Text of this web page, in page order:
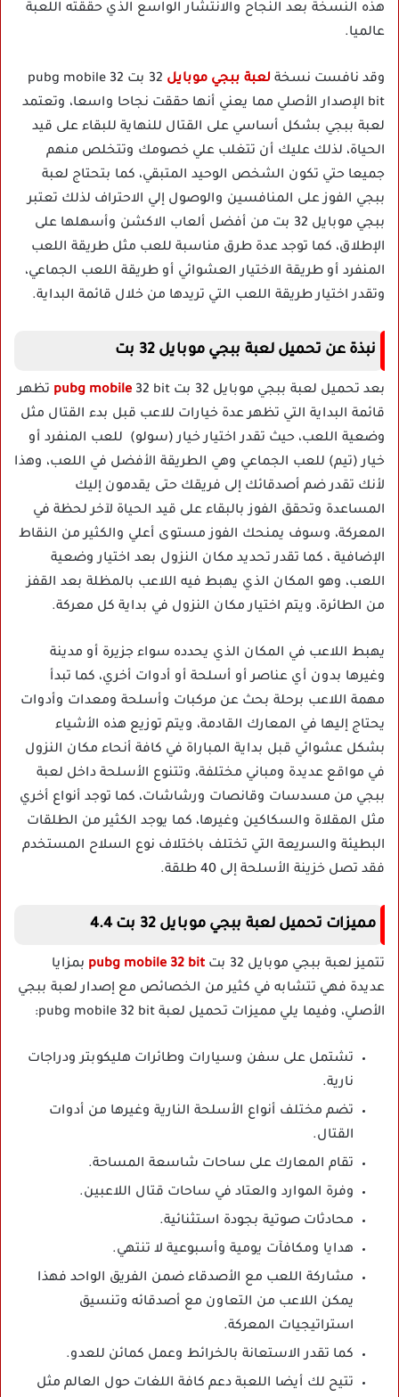
هذه النسخة بعد النجاح والانتشار الواسع الذي حققته اللعبة
عالميا.
وقد نافست نسخة لعبة ببجي موبايل
32 بت pubg mobile 32
bit الإصدار الأصلي مما يعني أنها حققت نجاحا واسعا، وتعتمد
لعبة ببجي بشكل أساسي على القتال للنهاية للبقاء على قيد
الحياة، لذلك عليك أن تتغلب علي خصومك وتتخلص منهم
جميعا حتي تكون الشخص الوحيد المتبقي، كما بتحتاج لعبة
ببجي الفوز على المنافسين والوصول إلي الاحتراف لذلك تعتبر
ببجي موبايل 32 بت من أفضل ألعاب الاكشن وأسهلها على
الإطلاق، كما توجد عدة طرق مناسبة للعب مثل طريقة اللعب
المنفرد أو طريقة الاختيار العشوائي أو طريقة اللعب الجماعي،
وتقدر اختيار طريقة اللعب التي تريدها من خلال قائمة البداية.
نبذة عن تحميل لعبة ببجي موبايل 32 بت
بعد تحميل لعبة ببجي موبايل 32 بت pubg mobile 32 bit تظهر
قائمة البداية التي تظهر عدة خيارات للاعب قبل بدء القتال مثل
وضعية اللعب، حيث تقدر اختيار خيار (سولو) للعب المنفرد أو
خيار (تيم) للعب الجماعي وهي الطريقة الأفضل في اللعب، وهذا
لأنك تقدر ضم أصدقائك إلى فريقك حتى يقدمون إليك
المساعدة وتحقق الفوز بالبقاء على قيد الحياة لآخر لحظة في
المعركة، وسوف يمنحك الفوز مستوى أعلي والكثير من النقاط
الإضافية ، كما تقدر تحديد مكان النزول بعد اختيار وضعية
اللعب، وهو المكان الذي يهبط فيه اللاعب بالمظلة بعد القفز
من الطائرة، ويتم اختيار مكان النزول في بداية كل معركة.
يهبط اللاعب في المكان الذي يحدده سواء جزيرة أو مدينة
وغيرها بدون أي عناصر أو أسلحة أو أدوات أخري، كما تبدأ
مهمة اللاعب برحلة بحث عن مركبات وأسلحة ومعدات وأدوات
يحتاج إليها في المعارك القادمة، ويتم توزيع هذه الأشياء
بشكل عشوائي قبل بداية المباراة في كافة أنحاء مكان النزول
في مواقع عديدة ومباني مختلفة، وتتنوع الأسلحة داخل لعبة
ببجي من مسدسات وقانصات ورشاشات، كما توجد أنواع أخري
مثل المقلاة والسكاكين وغيرها، كما يوجد الكثير من الطلقات
البطيئة والسريعة التي تختلف باختلاف نوع السلاح المستخدم
فقد تصل خزينة الأسلحة إلى 40 طلقة.
مميزات تحميل لعبة ببجي موبايل 32 بت 4.4
تتميز لعبة ببجي موبايل 32 بت pubg mobile 32 bit بمزايا
عديدة فهي تتشابه في كثير من الخصائص مع إصدار لعبة ببجي
الأصلي، وفيما يلي مميزات تحميل لعبة pubg mobile 32 bit:
تشتمل على سفن وسيارات وطائرات هليكوبتر ودراجات
نارية.
تضم مختلف أنواع الأسلحة النارية وغيرها من أدوات
القتال.
تقام المعارك على ساحات شاسعة المساحة.
وفرة الموارد والعتاد في ساحات قتال اللاعبين.
محادثات صوتية بجودة استثنائية.
هدايا ومكافآت يومية وأسبوعية لا تنتهي.
مشاركة اللعب مع الأصدقاء ضمن الفريق الواحد فهذا
يمكن اللاعب من التعاون مع أصدقائه وتنسيق
استراتيجيات المعركة.
كما تقدر الاستعانة بالخرائط وعمل كمائن للعدو.
تتيح لك أيضا اللعبة دعم كافة اللغات حول العالم مثل